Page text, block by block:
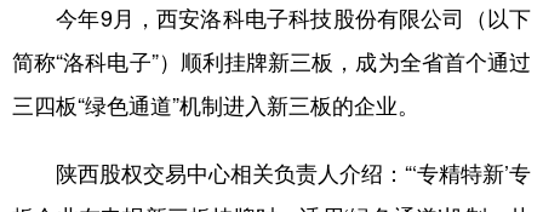
今年9月，西安洛科电子科技股份有限公司（以下
简称“洛科电子”）顺利挂牌新三板，成为全省首个通过
三四板“绿色通道”机制进入新三板的企业。
陕西股权交易中心相关负责人介绍：“‘专精特新’专